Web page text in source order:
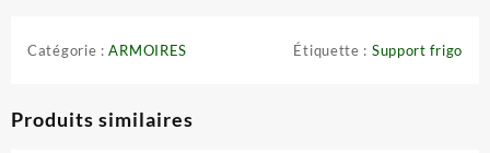
Catégorie :ARMOIRES Étiquette : Support frigo
Produits similaires